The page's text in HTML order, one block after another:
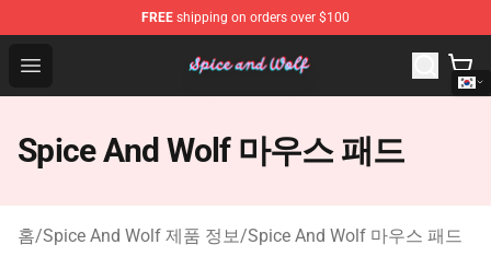
FREE shipping on orders over $100
Open menu
Spice And Wolf Store - Official Spice And Wolf
Spice And Wolf 마우스 패드
홈/Spice And Wolf 제품 정보/Spice And Wolf 마우스 패드